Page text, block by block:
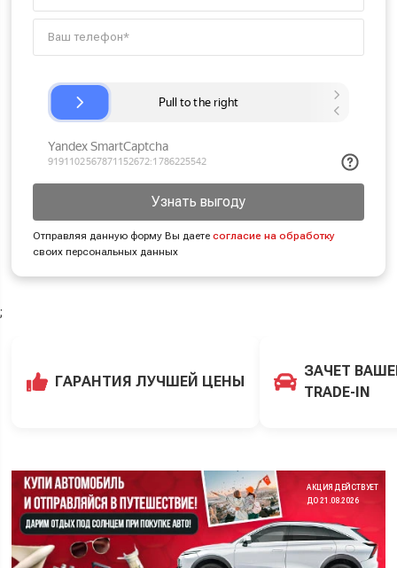
Узнать выгоду
Отправляя данную форму Вы даетесогласие на обработку
своих персональных данных
;
ГАРАНТИЯ ЛУЧШЕЙ ЦЕНЫ
ЗАЧЕТ
TRADE-IN
АКЦИЯ ДЕЙСТВУЕТ
ДО 21.08.2026